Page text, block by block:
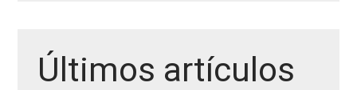
Últimos artículos